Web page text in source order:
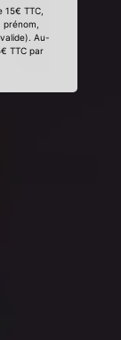
TTC,
Au-
TTC par